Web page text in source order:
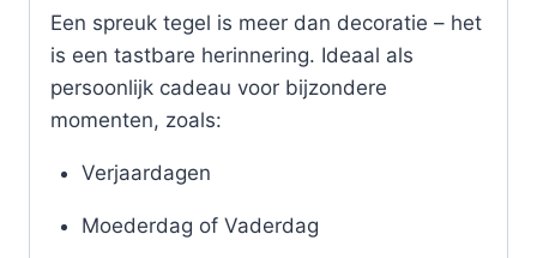
Een spreuk tegel is meer dan decoratie – het
is een tastbare herinnering. Ideaal als
persoonlijk cadeau voor bijzondere
momenten, zoals:
Verjaardagen
Moederdag of Vaderdag